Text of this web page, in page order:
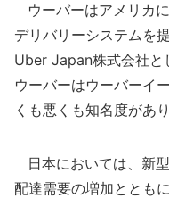
ウーバーはアメリカ
デリバリーシステムを
Uber Japan株式会社と
ウーバーはウーバーイ
くも悪くも知名度があり
日本においては、新
配達需要の増加ととも